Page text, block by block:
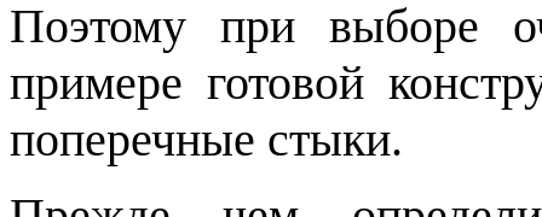
Поэтому при выборе
примере готовой
поперечные стыки.